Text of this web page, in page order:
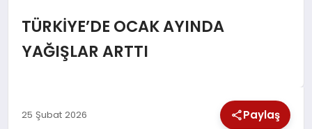
DÜNYA
SPOR
TÜRKİYE’DE OCAK AYINDA
YAĞIŞLAR ARTTI
25 Şubat 2026 Paylaş